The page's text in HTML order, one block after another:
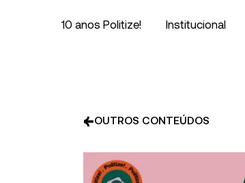
10 anos Politize! Institucional
OUTROS CONTEÚDOS